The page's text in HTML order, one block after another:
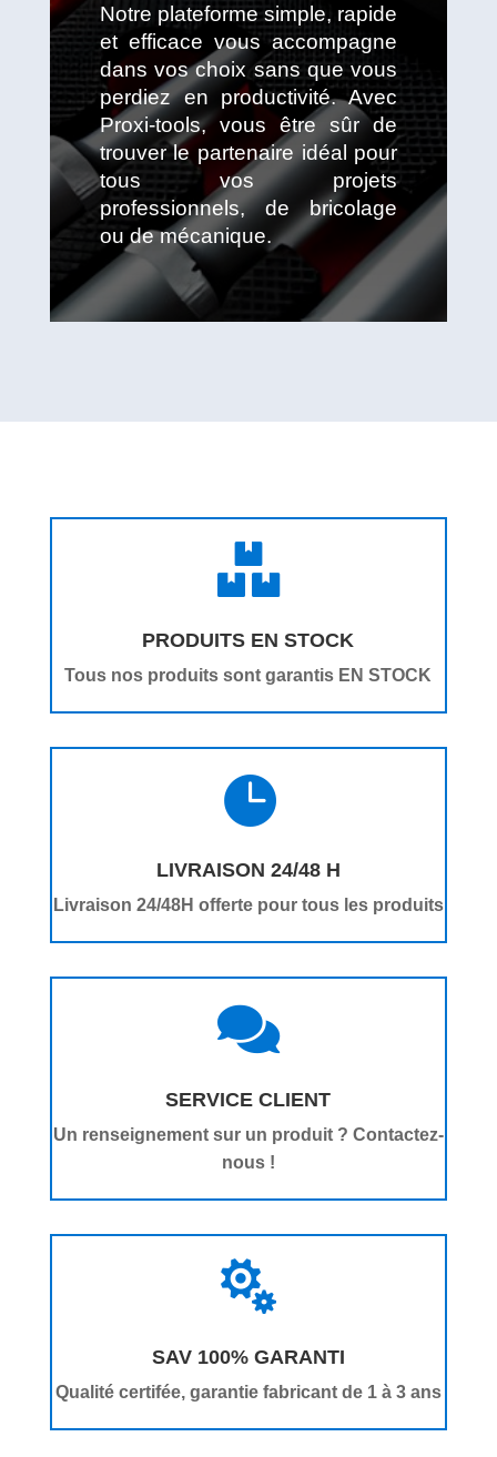
Notre plateforme simple, rapide
et efficace vous accompagne
dans vos choix sans que vous
perdiez en productivité. Avec
Proxi-tools, vous être sûr de
trouver le partenaire idéal pour
tous vos projets
professionnels, de bricolage
ou de mécanique.

PRODUITS EN STOCK
Tous nos produits sont garantis EN STOCK

LIVRAISON 24/48 H
Livraison 24/48H offerte pour tous les produits

SERVICE CLIENT
Un renseignement sur un produit ? Contactez-
nous !

SAV 100% GARANTI
Qualité certifée, garantie fabricant de 1 à 3 ans